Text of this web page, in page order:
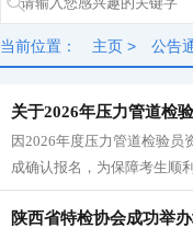
当前位置： 主页 > 公告
关于2026年压力管道检
因2026年度压力管道检验员
成确认报名，为保障考生顺
月1日下午6:00。请未报名
陕西省特检协会成功举